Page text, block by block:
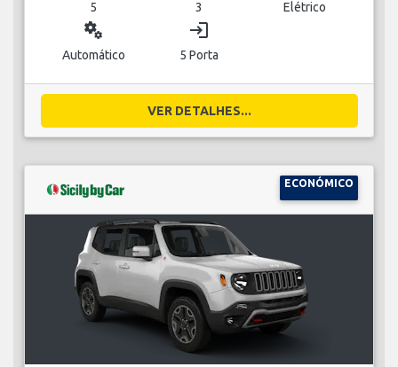
5 3 Elétrico
miscellaneous_services
Automático
login
5 Porta
VER DETALHES...
ECONÓMICO